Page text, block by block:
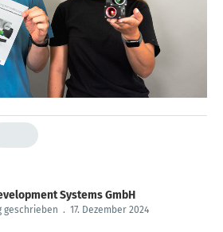
Systems GmbH
geschrieben . 17. Dezember 2024